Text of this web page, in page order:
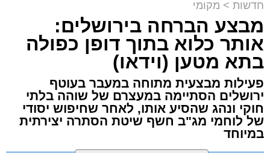
חדשות > מקומי
מבצע הברחה בירושלים:
אותר כלוא בתוך דופן כפולה
בתא מטען (וידאו)
פעילות מבצעית מתוחה במעבר בעוטף
ירושלים הסתיימה במעצרם של שוהה בלתי
חוקי ונהג שהסיע אותו, לאחר שחיפוש יסודי
של לוחמי מג"ב חשף שיטת הסתרה יצירתית
במיוחד